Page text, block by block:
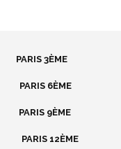
PARIS 3ÈME
PARIS 6ÈME
PARIS 9ÈME
PARIS 12ÈME